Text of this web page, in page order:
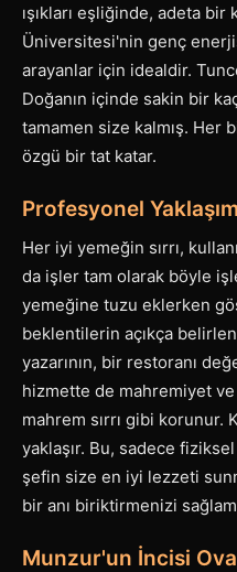
ışıkları eşliğinde, adeta
Üniversitesi'nin genç
arayanlar için idealdir.
Doğanın içinde sakin bir
tamamen size kalmış. Her
özgü bir tat katar.
Profesyonel
Her iyi yemeğin sırrı,
da işler tam olarak böyle
yemeğine tuzu eklerken
beklentilerin açıkça
yazarının, bir restoranı
hizmette de mahremiyet
mahrem sırrı gibi
yaklaşır. Bu, sadece
şefin size en iyi lezzeti
bir anı biriktirmenizi
Munzur'un İncisi